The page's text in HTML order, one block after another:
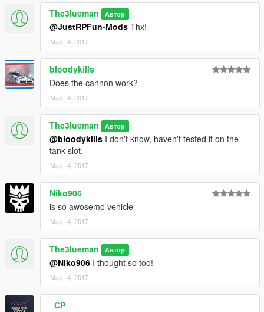
The3lueman Автор
@JustRPFun-Mods Thx!
Март 4, 2017
bloodykills
Does the cannon work?
Март 4, 2017
The3lueman Автор
@bloodykills I don't know, haven't tested it on the
tank slot.
Март 4, 2017
Niko906
is so awosemo vehicle
Март 4, 2017
The3lueman Автор
@Niko906 I thought so too!
Март 4, 2017
_CP_